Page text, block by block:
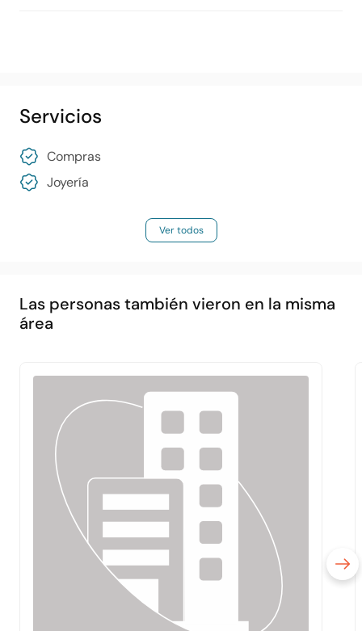
Servicios
Compras
Joyería
Ver todos
Las personas también vieron en la misma
área